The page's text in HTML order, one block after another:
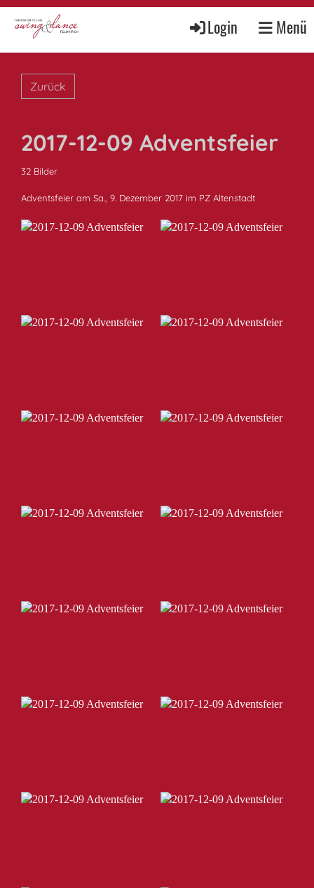
Login Menü
Zurück
2017-12-09 Adventsfeier
32 Bilder
Adventsfeier am Sa., 9. Dezember 2017 im PZ Altenstadt